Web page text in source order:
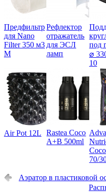
Предфильтр
для Nano
Filter 350 м3
М
Рефлектор
отражатель
для ЭСЛ
ламп
под
⌀
10
Air Pot 12L
Rastea Coco
A+B 500ml
70/
Аэратор в пластиковой